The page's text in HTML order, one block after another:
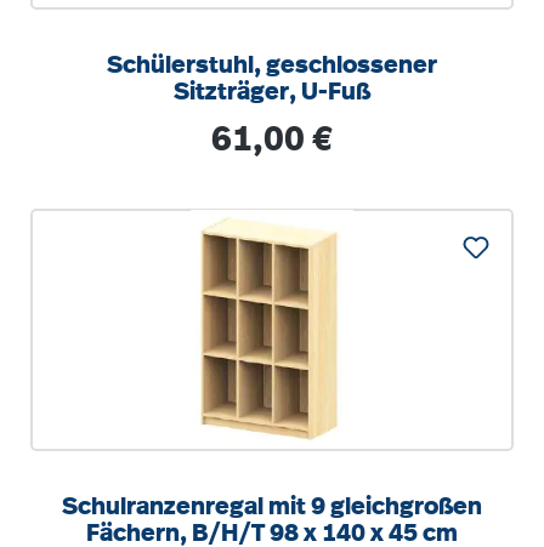
Schülerstuhl, geschlossener
Sitzträger, U-Fuß
Regulärer Preis:
61,00 €
Schulranzenregal mit 9 gleichgroßen
Fächern, B/H/T 98 x 140 x 45 cm